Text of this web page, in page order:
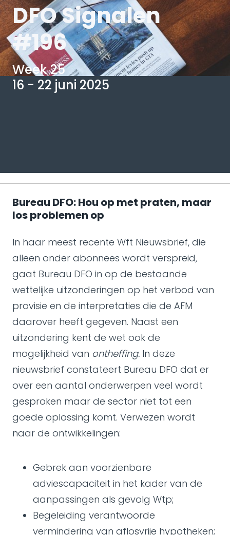
DFO Signalen
#196
Week 25
16 - 22 juni 2025
Bureau DFO: Hou op met praten, maar
los problemen op
In haar meest recente Wft Nieuwsbrief, die
alleen onder abonnees wordt verspreid,
gaat Bureau DFO in op de bestaande
wettelijke uitzonderingen op het verbod van
provisie en de interpretaties die de AFM
daarover heeft gegeven. Naast een
uitzondering kent de wet ook de
mogelijkheid van ontheffing. In deze
nieuwsbrief constateert Bureau DFO dat er
over een aantal onderwerpen veel wordt
gesproken maar de sector niet tot een
goede oplossing komt. Verwezen wordt
naar de ontwikkelingen:
Gebrek aan voorzienbare
adviescapaciteit in het kader van de
aanpassingen als gevolg Wtp;
Begeleiding verantwoorde
vermindering van aflosvrije hypotheken;